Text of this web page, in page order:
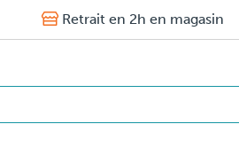
Retrait en 2h en magasin